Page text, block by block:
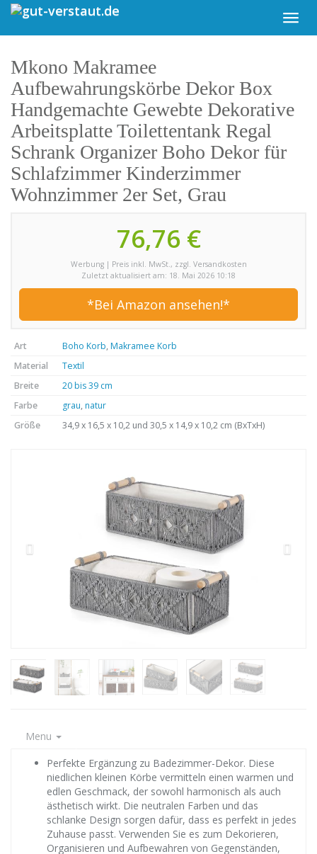
Skip
main
Mkono Makramee
Aufbewahrungskörbe Dekor Box
Handgemachte Gewebte Dekorative
Arbeitsplatte Toilettentank Regal
Schrank Organizer Boho Dekor für
Schlafzimmer Kinderzimmer
Wohnzimmer 2er Set, Grau
76,76 €
Werbung | Preis inkl. MwSt., zzgl. Versandkosten
Zuletzt aktualisiert am: 18. Mai 2026 10:18
*Bei Amazon ansehen!*
Art Boho Korb, Makramee Korb
Material
Textil
Breite
20 bis 39 cm
Farbe
grau, natur
Größe
34,9 x 16,5 x 10,2 und 30,5 x 14,9 x 10,2 cm (BxTxH)
Menu
Perfekte Ergänzung zu Badezimmer-Dekor. Diese
niedlichen kleinen Körbe vermitteln einen warmen und
edlen Geschmack, der sowohl harmonisch als auch
ästhetisch wirkt. Die neutralen Farben und das
schlanke Design sorgen dafür, dass es perfekt in jedes
Zuhause passt. Verwenden Sie es zum Dekorieren,
Organisieren und Aufbewahren von Gegenständen,